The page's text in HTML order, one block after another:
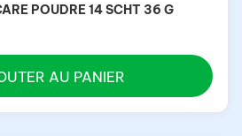
POUDRE 14 SCHT 36 G
AU PANIER